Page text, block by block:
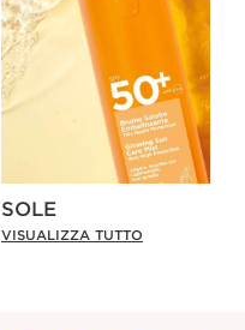
SOLE
VISUALIZZA TUTTO